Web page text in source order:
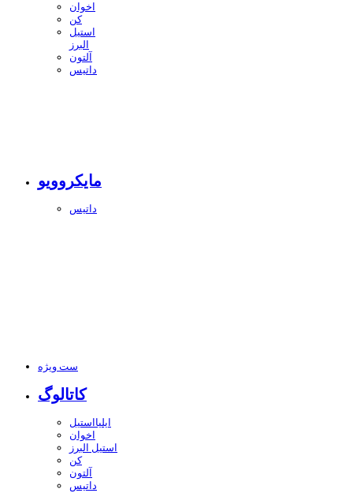
اخوان
کن
استیل
البرز
آلتون
داتیس
مایکروویو
داتیس
ست ویژه
کاتالوگ
ایلیااستیل
اخوان
استیل البرز
کن
آلتون
داتیس